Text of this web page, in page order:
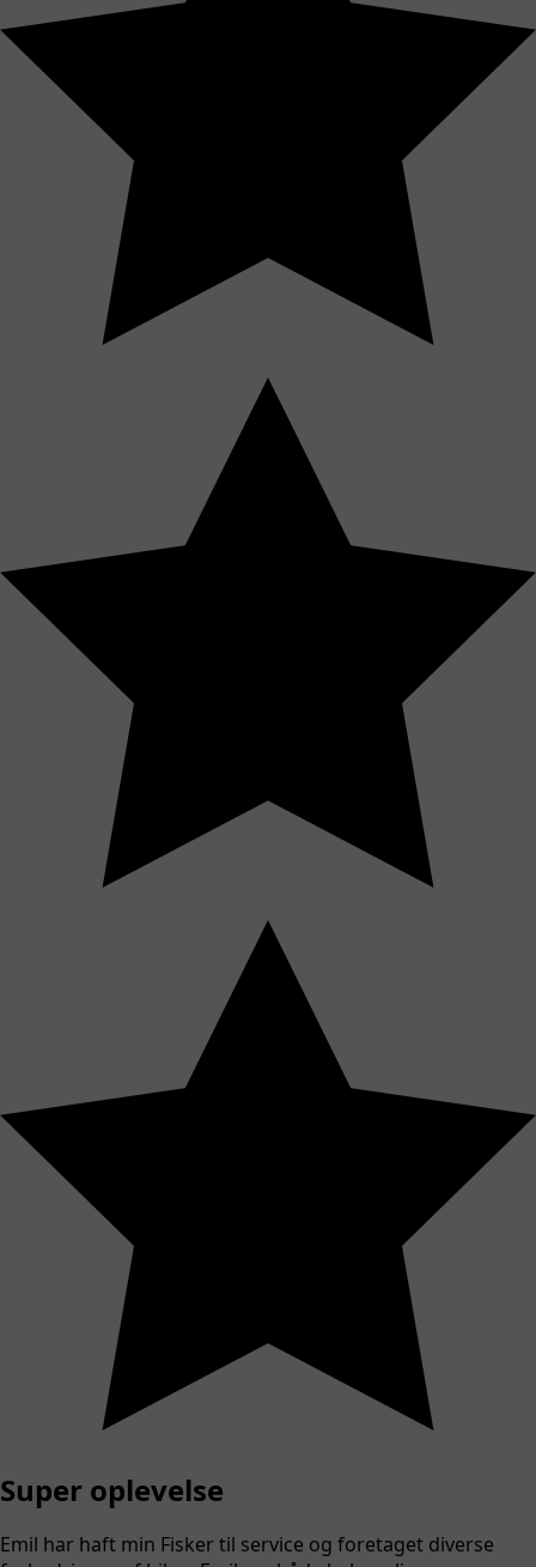
Super oplevelse
Emil har haft min Fisker til service og foretaget diverse